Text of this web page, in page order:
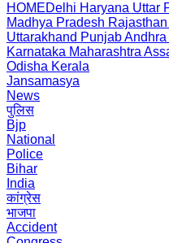
HOMEDelhi Haryana Uttar
Madhya Pradesh Rajasthan
Uttarakhand PunjabAndhra
Karnataka Maharashtra
Odisha Kerala
Jansamasya
News
पुलिस
Bjp
National
Police
Bihar
India
कांग्रेस
भाजपा
Accident